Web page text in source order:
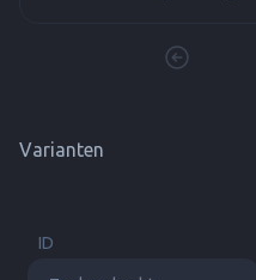
en chemicaliën.
Varianten
ID